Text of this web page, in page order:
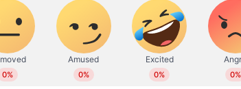
എസ് ഐ എന്നിവരാണ്
അറിയിച്ച് ഡിജിപി